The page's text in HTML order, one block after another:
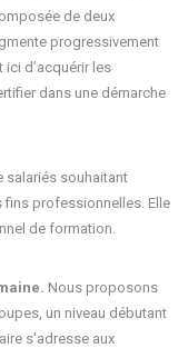
de deux
progressivement
ici d’acquérir les
dans une démarche
salariés souhaitant
professionnelles. Elle
de formation.
Nous proposons
un niveau débutant
s’adresse aux